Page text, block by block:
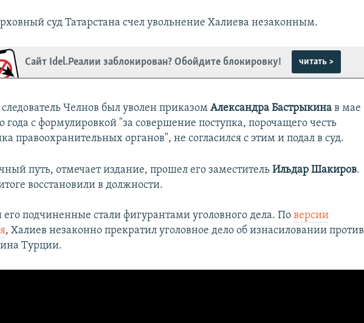
суд Татарстана счел увольнение Халиева незаконным.
Сайт Idel.Реалии заблокирован? Обойдите блокировку! читать >
Челнов был уволен приказомАлександра Бастрыкина в мае
года с формулировкой "за совершение поступка, порочащего честь
правоохранительных органов", не согласился с этим и подал в суд.
путь, отмечает издание, прошел его заместительИльдар Шакиров.
восстановили в должности.
его подчиненные стали фигурантами уголовного дела. Поверсии
, Халиев незаконно прекратил уголовное дело об изнасиловании против
Турции.